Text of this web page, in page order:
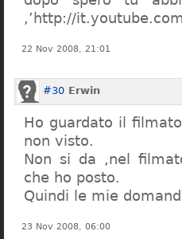
,’http://
22 Nov 2008, 21:01
#30 Erwin
Ho guardato il
non visto.
Non si da ,nel
che ho posto.
Quindi le mie
23 Nov 2008, 06:00